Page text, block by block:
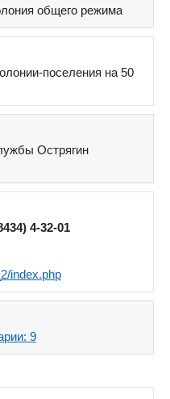
общего режима
поселения на 50
Острягин
4-32-01
index.php
9